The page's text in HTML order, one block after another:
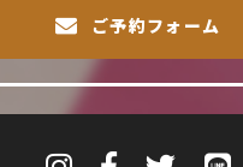
ご予約フォーム